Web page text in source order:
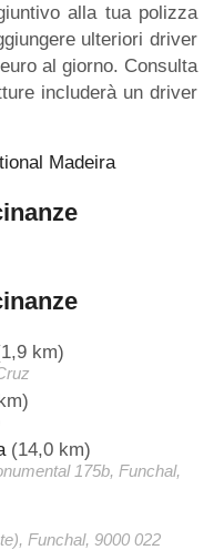
alla tua polizza
ulteriori driver
al giorno. Consulta
includerà un driver
Madeira
km)
(14,0 km)
175b, Funchal,
Funchal, 9000 022